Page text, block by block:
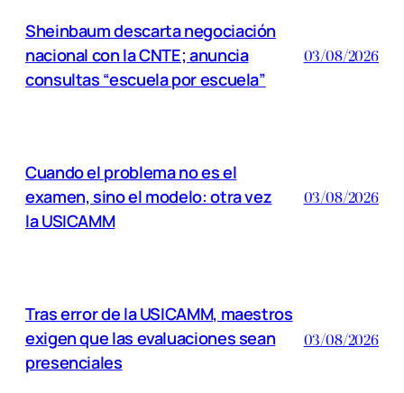
Sheinbaum descarta negociación
nacional con la CNTE; anuncia
consultas “escuela por escuela”
03/08/2026
Cuando el problema no es el
examen, sino el modelo: otra vez
la USICAMM
03/08/2026
Tras error de la USICAMM, maestros
exigen que las evaluaciones sean
presenciales
03/08/2026